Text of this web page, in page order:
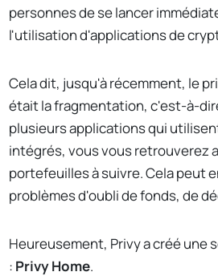
personnes de se lancer
l'utilisation d'applications de
Cela dit, jusqu'à récemment, le
était la fragmentation, c'est-à-
plusieurs applications qui
intégrés, vous vous retrouverez
portefeuilles à suivre. Cela peut
problèmes d'oubli de fonds, de
Heureusement, Privy a créé
: Privy Home.